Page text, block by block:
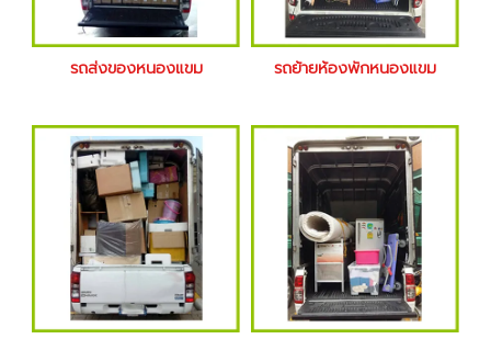
รถส่งของหนองแขม รถย้ายห้องพักหนองแขม